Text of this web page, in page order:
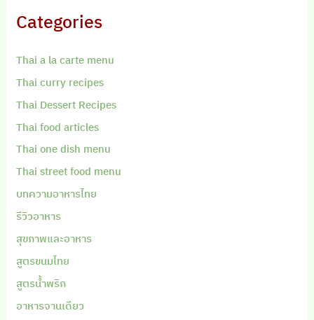
Categories
Thai a la carte menu
Thai curry recipes
Thai Dessert Recipes
Thai food articles
Thai one dish menu
Thai street food menu
บทความอาหารไทย
รีวิวอาหาร
สุขภาพและอาหาร
สูตรขนมไทย
สูตรน้ำพริก
อาหารจานเดียว